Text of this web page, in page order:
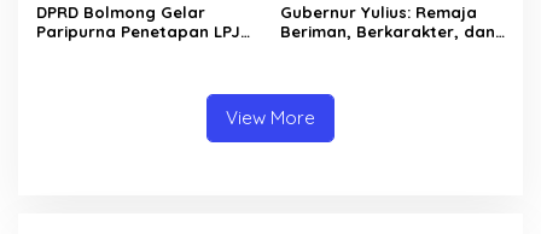
DPRD Bolmong Gelar
Paripurna Penetapan LPJ
Gubernur Yulius: Remaja
Beriman, Berkarakter, dan
View More